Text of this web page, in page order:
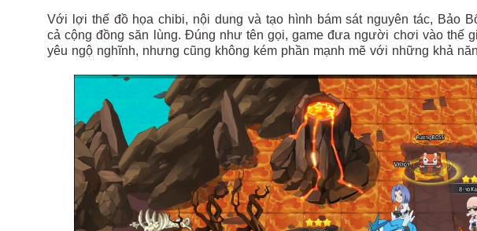
Với lợi thế đồ họa chibi, nội dung và tạo hình bám sát nguyên tác, Bảo
cả cộng đồng săn lùng. Đúng như tên gọi, game đưa người chơi vào thế
yêu ngộ nghĩnh, nhưng cũng không kém phần mạnh mẽ với những khả